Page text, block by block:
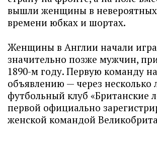
вышли женщины в невероятных
времени юбках и шортах.
Женщины в Англии начали
значительно позже мужчин,
1890-м году. Первую команду
объявлению — через несколько
футбольный клуб «Британские
первой официально
женской командой